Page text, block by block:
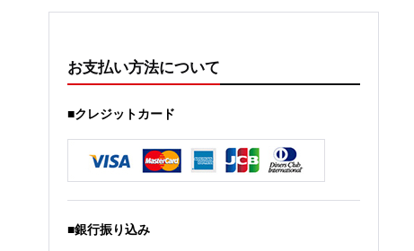
お支払い方法について
■クレジットカード
■銀行振り込み